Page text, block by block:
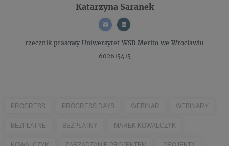
Katarzyna Saranek
rzecznik prasowy Uniwersytet WSB Merito we Wrocławiu
602615415
PROGRESS PROGRESS DAYS WEBINAR WEBINARY
BEZPŁATNE BEZPŁATNY MAREK KOWALCZYK